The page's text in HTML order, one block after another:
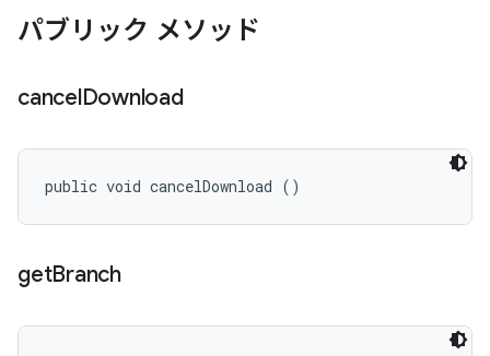
パブリック メソッド
cancelDownload
public void cancelDownload ()
getBranch